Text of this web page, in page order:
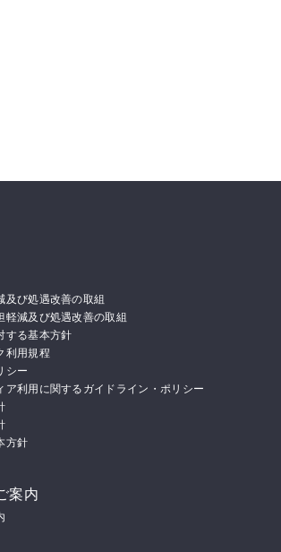
及び処遇改善の取組
軽減及び処遇改善の取組
する基本方針
利用規程
シー
ア利用に関するガイドライン・ポリシー
方針
案内